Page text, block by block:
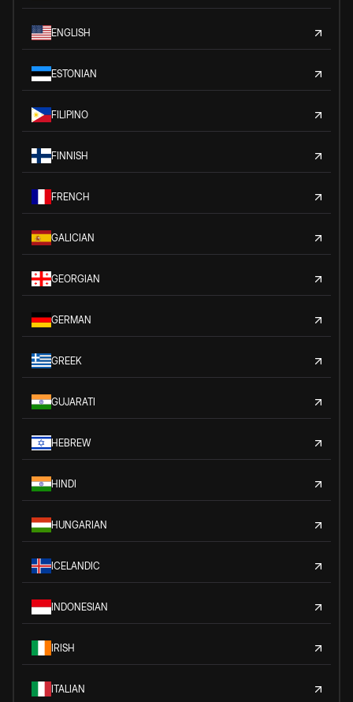
ENGLISH
ESTONIAN
FILIPINO
FINNISH
FRENCH
GALICIAN
GEORGIAN
GERMAN
GREEK
GUJARATI
HEBREW
HINDI
HUNGARIAN
ICELANDIC
INDONESIAN
IRISH
ITALIAN